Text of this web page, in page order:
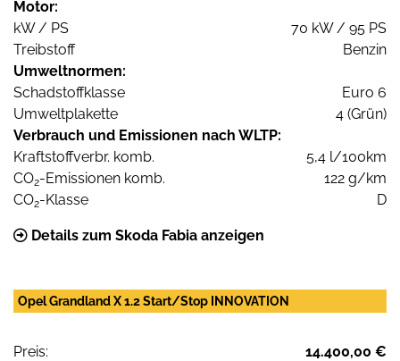
Motor:
kW / PS
70 kW / 95 PS
Treibstoff
Benzin
Umweltnormen:
Schadstoffklasse
Euro 6
Umweltplakette
4 (Grün)
Verbrauch und Emissionen nach WLTP:
Kraftstoffverbr. komb.
5,4 l/100km
CO2-Emissionen komb.
122 g/km
CO2-Klasse D
Details zum Skoda Fabia anzeigen
Opel Grandland X 1.2 Start/Stop INNOVATION
Preis:
14.400,00 €